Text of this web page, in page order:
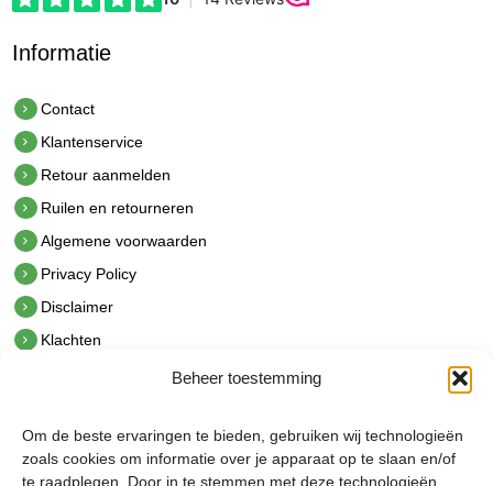
Beheer toestemming
Om de beste ervaringen te bieden, gebruiken wij technologieën
zoals cookies om informatie over je apparaat op te slaan en/of
te raadplegen. Door in te stemmen met deze technologieën
Informatie
Contact
Klantenservice
Retour aanmelden
Ruilen en retourneren
Algemene voorwaarden
Privacy Policy
Disclaimer
Klachten
hetindustriehuis B.V.
De Hoek 1 1601 MR Enkhuizen
t.0228 53 00 40